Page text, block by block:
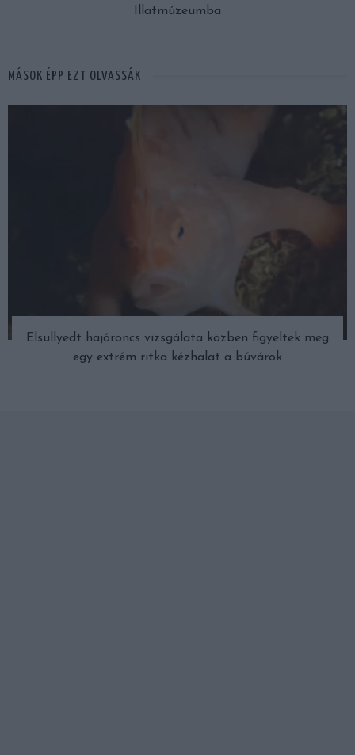
Illatmúzeumba
MÁSOK ÉPP EZT OLVASSÁK
Elsüllyedt hajóroncs vizsgálata közben figyeltek meg
egy extrém ritka kézhalat a búvárok